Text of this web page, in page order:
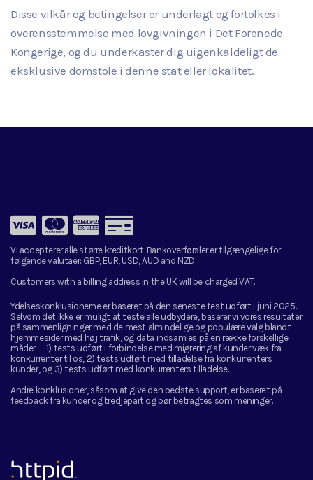
Disse vilkår og betingelser er underlagt og fortolkes i
overensstemmelse med lovgivningen i Det Forenede
Kongerige, og du underkaster dig uigenkaldeligt de
eksklusive domstole i denne stat eller lokalitet.
Vi accepterer alle større kreditkort. Bankoverførsler er tilgængelige for
følgende valutaer: GBP, EUR, USD, AUD and NZD.
Customers with a billing address in the UK will be charged VAT.
Ydelseskonklusionerne er baseret på den seneste test udført i juni 2025.
Selvom det ikke er muligt at teste alle udbydere, baserer vi vores resultater
på sammenligninger med de mest almindelige og populære valg blandt
hjemmesider med høj trafik, og data indsamles på en række forskellige
måder — 1) tests udført i forbindelse med migrering af kunder væk fra
konkurrenter til os, 2) tests udført med tilladelse fra konkurrenters
kunder, og 3) tests udført med konkurrenters tilladelse.
Andre konklusioner, såsom at give den bedste support, er baseret på
feedback fra kunder og tredjepart og bør betragtes som meninger.
™